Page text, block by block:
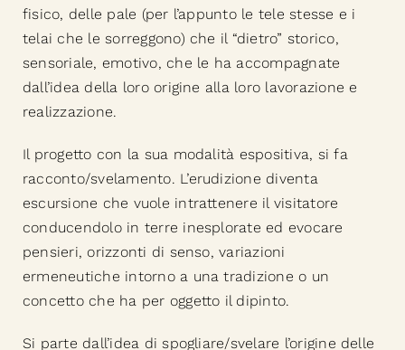
fisico, delle pale (per l’appunto le tele stesse e i
telai che le sorreggono) che il “dietro” storico,
sensoriale, emotivo, che le ha accompagnate
dall’idea della loro origine alla loro lavorazione e
realizzazione.
Il progetto con la sua modalità espositiva, si fa
racconto/svelamento. L’erudizione diventa
escursione che vuole intrattenere il visitatore
conducendolo in terre inesplorate ed evocare
pensieri, orizzonti di senso, variazioni
ermeneutiche intorno a una tradizione o un
concetto che ha per oggetto il dipinto.
Si parte dall’idea di spogliare/svelare l’origine delle